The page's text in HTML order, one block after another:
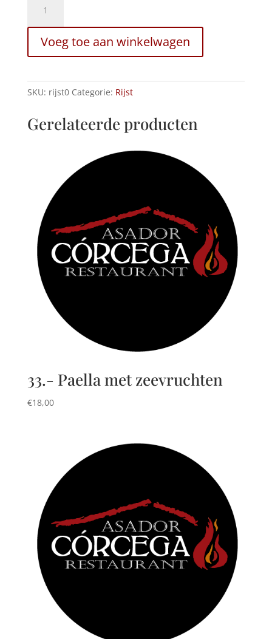
Risotto
met
zeekreeft
hoeveelheid
Voeg toe aan winkelwagen
SKU: rijst0 Categorie: Rijst
Gerelateerde producten
33.- Paella met zeevruchten
€18,00